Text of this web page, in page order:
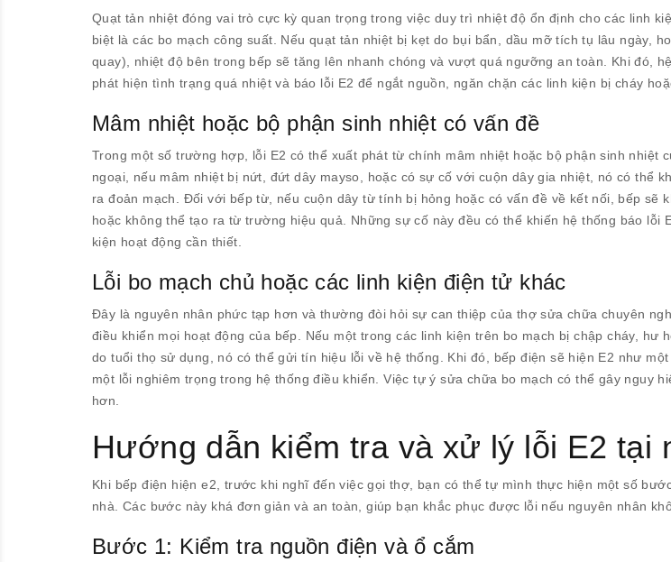
Quạt tản nhiệt đóng vai trò cực kỳ quan trọng trong việc duy trì nhiệt độ ổn định cho các linh
biệt là các bo mạch công suất. Nếu quạt tản nhiệt bị kẹt do bụi bẩn, dầu mỡ tích tụ lâu ngày,
quay), nhiệt độ bên trong bếp sẽ tăng lên nhanh chóng và vượt quá ngưỡng an toàn. Khi đó,
phát hiện tình trạng quá nhiệt và báo lỗi E2 để ngắt nguồn, ngăn chặn các linh kiện bị cháy
Mâm nhiệt hoặc bộ phận sinh nhiệt có vấn đề
Trong một số trường hợp, lỗi E2 có thể xuất phát từ chính mâm nhiệt hoặc bộ phận sinh nhiệt
ngoại, nếu mâm nhiệt bị nứt, đứt dây mayso, hoặc có sự cố với cuộn dây gia nhiệt, nó có thể
ra đoản mạch. Đối với bếp từ, nếu cuộn dây từ tính bị hỏng hoặc có vấn đề về kết nối, bếp sẽ
hoặc không thể tạo ra từ trường hiệu quả. Những sự cố này đều có thể khiến hệ thống báo lỗi
kiện hoạt động cần thiết.
Lỗi bo mạch chủ hoặc các linh kiện điện tử khác
Đây là nguyên nhân phức tạp hơn và thường đòi hỏi sự can thiệp của thợ sửa chữa chuyên
điều khiển mọi hoạt động của bếp. Nếu một trong các linh kiện trên bo mạch bị chập cháy, hư
do tuổi thọ sử dụng, nó có thể gửi tín hiệu lỗi về hệ thống. Khi đó, bếp điện sẽ hiện E2 như
một lỗi nghiêm trọng trong hệ thống điều khiển. Việc tự ý sửa chữa bo mạch có thể gây nguy
hơn.
Hướng dẫn kiểm tra và xử lý lỗi E2 tại
Khi bếp điện hiện e2, trước khi nghĩ đến việc gọi thợ, bạn có thể tự mình thực hiện một số
nhà. Các bước này khá đơn giản và an toàn, giúp bạn khắc phục được lỗi nếu nguyên nhân
Bước 1: Kiểm tra nguồn điện và ổ cắm